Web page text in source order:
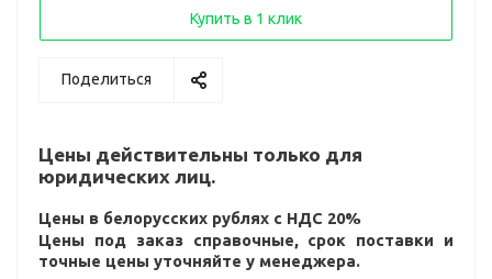
Купить в 1 клик
Поделиться
Цены действительны только для
юридических лиц.
Цены в белорусских рублях с НДС 20%
Цены под заказ справочные, срок поставки и
точные цены уточняйте у менеджера.